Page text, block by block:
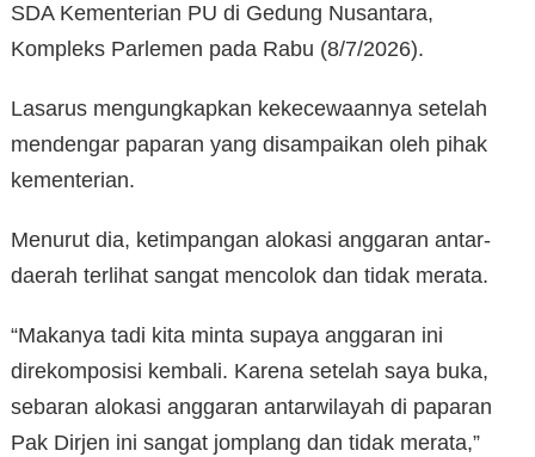
SDA Kementerian PU di Gedung Nusantara,
Kompleks Parlemen pada Rabu (8/7/2026).
Lasarus mengungkapkan kekecewaannya setelah
mendengar paparan yang disampaikan oleh pihak
kementerian.
Menurut dia, ketimpangan alokasi anggaran antar-
daerah terlihat sangat mencolok dan tidak merata.
“Makanya tadi kita minta supaya anggaran ini
direkomposisi kembali. Karena setelah saya buka,
sebaran alokasi anggaran antarwilayah di paparan
Pak Dirjen ini sangat jomplang dan tidak merata,”